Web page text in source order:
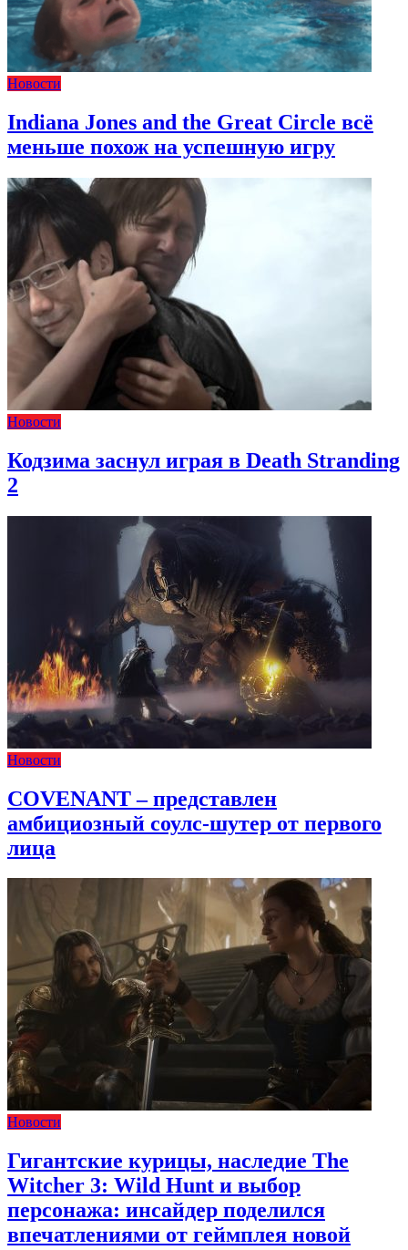
Новости
Indiana Jones and the Great Circle всё
меньше похож на успешную игру
Новости
Кодзима заснул играя в Death Stranding
2
Новости
COVENANT – представлен
амбициозный соулс-шутер от первого
лица
Новости
Гигантские курицы, наследие The
Witcher 3: Wild Hunt и выбор
персонажа: инсайдер поделился
впечатлениями от геймплея новой